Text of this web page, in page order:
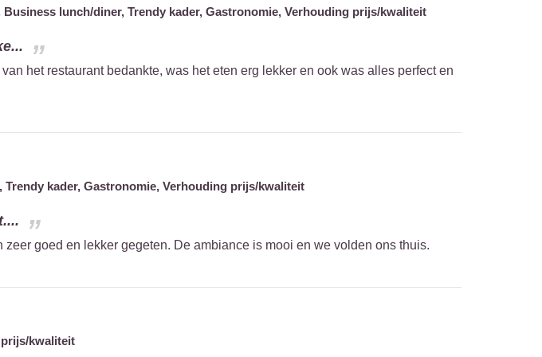
Business lunch/diner, Trendy kader, Gastronomie, Verhouding prijs/kwaliteit
het restaurant bedankte, was het eten erg lekker en ook was alles perfect en
Trendy kader, Gastronomie, Verhouding prijs/kwaliteit
goed en lekker gegeten. De ambiance is mooi en we volden ons thuis.
kwaliteit